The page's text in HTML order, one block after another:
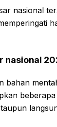
nasional
nasional
bahan